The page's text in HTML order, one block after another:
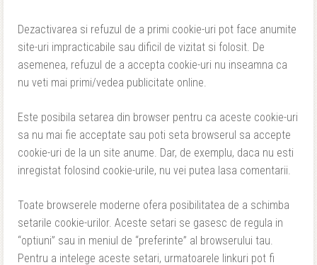
Dezactivarea si refuzul de a primi cookie-uri pot face anumite
site-uri impracticabile sau dificil de vizitat si folosit. De
asemenea, refuzul de a accepta cookie-uri nu inseamna ca
nu veti mai primi/vedea publicitate online.
Este posibila setarea din browser pentru ca aceste cookie-uri
sa nu mai fie acceptate sau poti seta browserul sa accepte
cookie-uri de la un site anume. Dar, de exemplu, daca nu esti
inregistat folosind cookie-urile, nu vei putea lasa comentarii.
Toate browserele moderne ofera posibilitatea de a schimba
setarile cookie-urilor. Aceste setari se gasesc de regula in
“optiuni” sau in meniul de “preferinte” al browserului tau.
Pentru a intelege aceste setari, urmatoarele linkuri pot fi